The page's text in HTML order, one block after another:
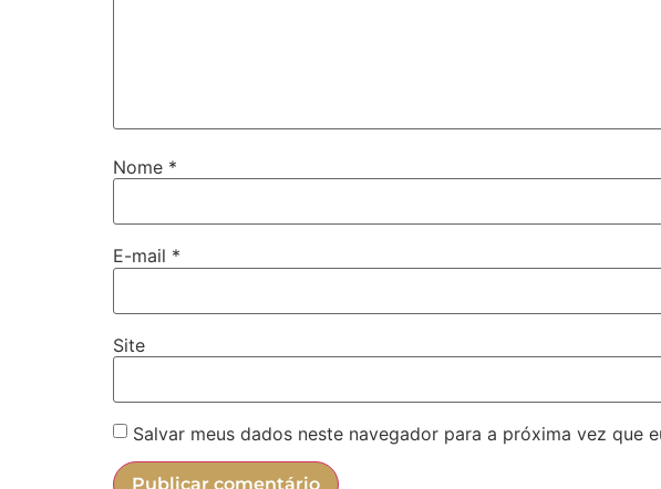
Nome *
E-mail *
Site
Salvar meus dados neste navegador para a próxima vez que